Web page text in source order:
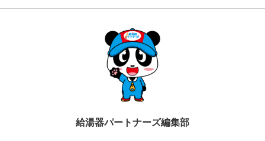
給湯器パートナーズ編集部